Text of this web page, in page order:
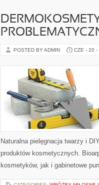
POSTED BY ADMIN CZE - 20 -
Naturalna pielęgnacja twarzy i
produktów kosmetycznych.
kosmetyków, jak i gabinetowe